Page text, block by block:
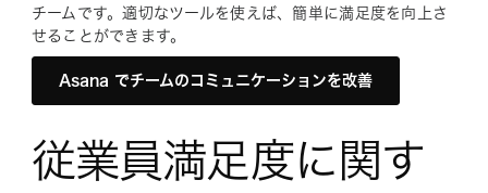
チームです。適切なツールを使えば、簡単に満足度を向上さ
せることができます。
Asana でチームのコミュニケーションを改善
従業員満足度に関す